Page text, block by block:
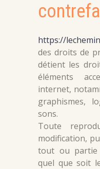
https://
des droits de
détient les
éléments
internet,
graphismes,
sons.
Toute
modification,
tout ou partie
quel que soit